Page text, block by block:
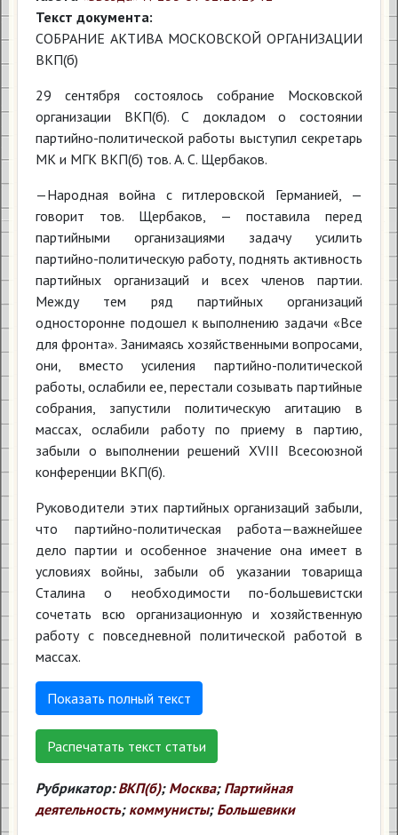
Текст документа:
СОБРАНИЕ АКТИВА МОСКОВСКОЙ ОРГАНИЗАЦИИ
ВКП(б)
29 сентября состоялось собрание Московской
организации ВКП(б). С докладом о состоянии
партийно-политической работы выступил секретарь
МК и МГК ВКП(б) тов. А. С. Щербаков.
—Народная война с гитлеровской Германией, —
говорит тов. Щербаков, — поставила перед
партийными организациями задачу усилить
партийно-политическую работу, поднять активность
партийных организаций и всех членов партии.
Между тем ряд партийных организаций
односторонне подошел к выполнению задачи «Все
для фронта». Занимаясь хозяйственными вопросами,
они, вместо усиления партийно-политической
работы, ослабили ее, перестали созывать партийные
собрания, запустили политическую агитацию в
массах, ослабили работу по приему в партию,
забыли о выполнении решений ХVIII Всесоюзной
конференции ВКП(б).
Руководители этих партийных организаций забыли,
что партийно-политическая работа—важнейшее
дело партии и особенное значение она имеет в
условиях войны, забыли об указании товарища
Сталина о необходимости по-большевистски
сочетать всю организационную и хозяйственную
работу с повседневной политической работой в
массах.
Показать полный текст
Распечатать текст статьи
Рубрикатор: ВКП(б); Москва; Партийная
деятельность; коммунисты; Большевики